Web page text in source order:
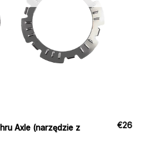
Axle (narzędzie z
€26